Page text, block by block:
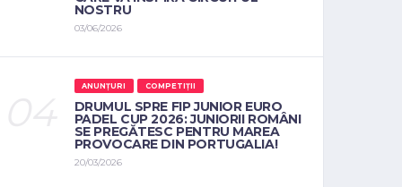
NOSTRU
03/06/2026
ANUNȚURI COMPETIȚII
DRUMUL SPRE FIP JUNIOR EURO
PADEL CUP 2026: JUNIORII ROMÂNI
SE PREGĂTESC PENTRU MAREA
PROVOCARE DIN PORTUGALIA!
20/03/2026